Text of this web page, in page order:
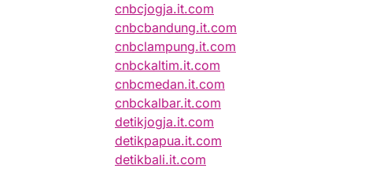
cnbcjogja.it.com
cnbcbandung.it.com
cnbclampung.it.com
cnbckaltim.it.com
cnbcmedan.it.com
cnbckalbar.it.com
detikjogja.it.com
detikpapua.it.com
detikbali.it.com